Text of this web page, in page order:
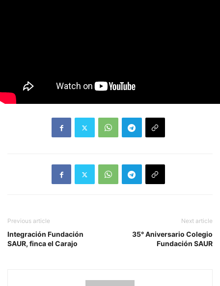
Previous article
Integración Fundación
SAUR, finca el Carajo
Next article
35° Aniversario Colegio
Fundación SAUR